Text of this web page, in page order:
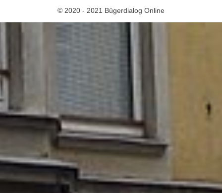
© 2020 - 2021 Bügerdialog Online